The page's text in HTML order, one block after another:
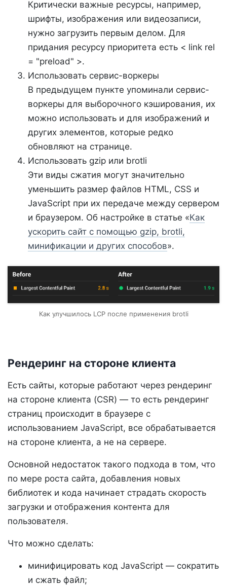
Критически важные ресурсы, например,
шрифты, изображения или видеозаписи,
нужно загрузить первым делом. Для
придания ресурсу приоритета есть < link rel
= "preload" >.
Использовать сервис-воркеры
В предыдущем пункте упоминали сервис-
воркеры для выборочного кэширования, их
можно использовать и для изображений и
других элементов, которые редко
обновляют на странице.
Использовать gzip или brotli
Эти виды сжатия могут значительно
уменьшить размер файлов HTML, CSS и
JavaScript при их передаче между сервером
и браузером. Об настройке в статье «Как
ускорить сайт с помощью gzip, brotli,
минификации и других способов».
Как улучшилось LCP после применения brotli
Рендеринг на стороне клиента
Есть сайты, которые работают через рендеринг
на стороне клиента (CSR) — то есть рендеринг
страниц происходит в браузере с
использованием JavaScript, все обрабатывается
на стороне клиента, а не на сервере.
Основной недостаток такого подхода в том, что
по мере роста сайта, добавления новых
библиотек и кода начинает страдать скорость
загрузки и отображения контента для
пользователя.
Что можно сделать:
минифицировать код JavaScript — сократить
и сжать файл;